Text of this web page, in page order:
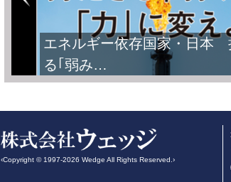
エネルギー依存国家・日本
る｢弱み…
‹Copyright © 1997-2026 Wedge All Rights Reserved.›